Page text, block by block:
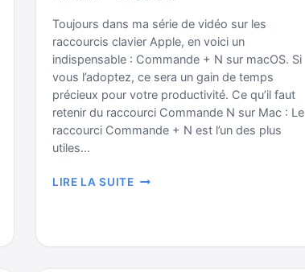
Toujours dans ma série de vidéo sur les
raccourcis clavier Apple, en voici un
indispensable : Commande + N sur macOS. Si
vous l’adoptez, ce sera un gain de temps
précieux pour votre productivité. Ce qu’il faut
retenir du raccourci Commande N sur Mac : Le
raccourci Commande + N est l’un des plus
utiles…
LIRE LA SUITERACCOURCI
COMMANDE